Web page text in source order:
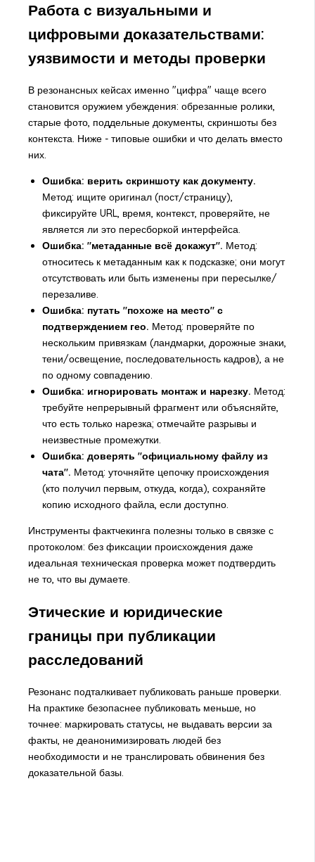
Работа с визуальными и
цифровыми доказательствами:
уязвимости и методы проверки
В резонансных кейсах именно "цифра" чаще всего
становится оружием убеждения: обрезанные ролики,
старые фото, поддельные документы, скриншоты без
контекста. Ниже - типовые ошибки и что делать вместо
них.
Ошибка: верить скриншоту как документу.
Метод: ищите оригинал (пост/страницу),
фиксируйте URL, время, контекст, проверяйте, не
является ли это пересборкой интерфейса.
Ошибка: "метаданные всё докажут". Метод:
относитесь к метаданным как к подсказке; они могут
отсутствовать или быть изменены при пересылке/
перезаливе.
Ошибка: путать "похоже на место" с
подтверждением гео. Метод: проверяйте по
нескольким привязкам (ландмарки, дорожные знаки,
тени/освещение, последовательность кадров), а не
по одному совпадению.
Ошибка: игнорировать монтаж и нарезку. Метод:
требуйте непрерывный фрагмент или объясняйте,
что есть только нарезка; отмечайте разрывы и
неизвестные промежутки.
Ошибка: доверять "официальному файлу из
чата". Метод: уточняйте цепочку происхождения
(кто получил первым, откуда, когда), сохраняйте
копию исходного файла, если доступно.
Инструменты фактчекинга полезны только в связке с
протоколом: без фиксации происхождения даже
идеальная техническая проверка может подтвердить
не то, что вы думаете.
Этические и юридические
границы при публикации
расследований
Резонанс подталкивает публиковать раньше проверки.
На практике безопаснее публиковать меньше, но
точнее: маркировать статусы, не выдавать версии за
факты, не деанонимизировать людей без
необходимости и не транслировать обвинения без
доказательной базы.